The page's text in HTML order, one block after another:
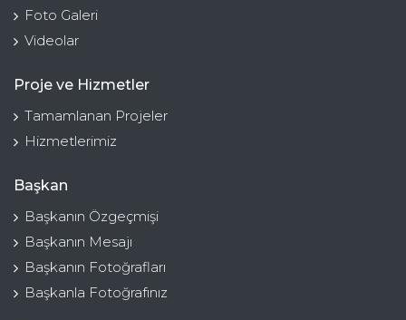
Foto Galeri
Videolar
Proje ve Hizmetler
Tamamlanan Projeler
Hizmetlerimiz
Başkan
Başkanın Özgeçmişi
Başkanın Mesajı
Başkanın Fotoğrafları
Başkanla Fotoğrafınız